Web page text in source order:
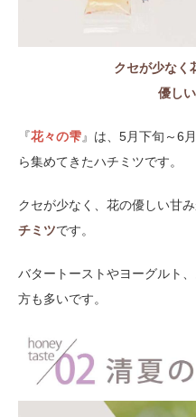
クセが少なく
優し
『花々の雫』は、5月下旬～6
ら集めてきたハチミツです。
クセが少なく、花の優しい甘み
チミツです。
バタートーストやヨーグルト
方も多いです。